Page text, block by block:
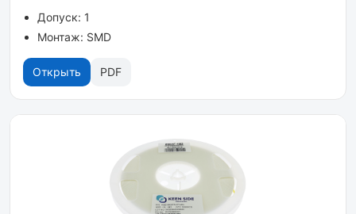
Допуск: 1
Монтаж: SMD
Открыть PDF